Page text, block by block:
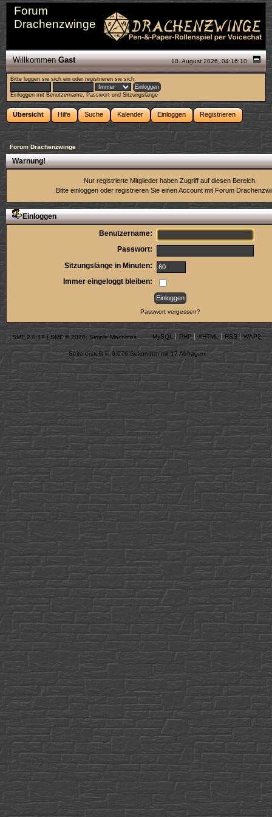
Forum
Drachenzwinge
10. August 2026, 04:16:10
WillkommenGast
Bitte loggen sie sich ein oderregistrieren sie sich.
Einloggen mit Benutzername, Passwort und Sitzungslänge
Übersicht Hilfe Suche Kalender Einloggen Registrieren
Forum Drachenzwinge
Warnung!
Nur registrierte Mitglieder haben Zugriff auf diesen Bereich.
Bitte einloggen oder registrieren Sie einen Account mit Forum
Einloggen
Benutzername:
Passwort:
Sitzungslänge in Minuten:
Immer eingeloggt bleiben:
Passwort vergessen?
SMF 2.0.19 | SMF © 2020 ,Simple Machines MySQL PHP XHTML RSS WAP2
Seite erstellt in 0.076 Sekunden mit 17 Abfragen.